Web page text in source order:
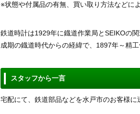
※状態や付属品の有無、買い取り方法などに
鉄道時計は1929年に鐡道作業局とSEIKOの
成期の鐡道時代からの経緯で、1897年～精
スタッフから一言
宅配にて、鉄道部品などを水戸市のお客様に